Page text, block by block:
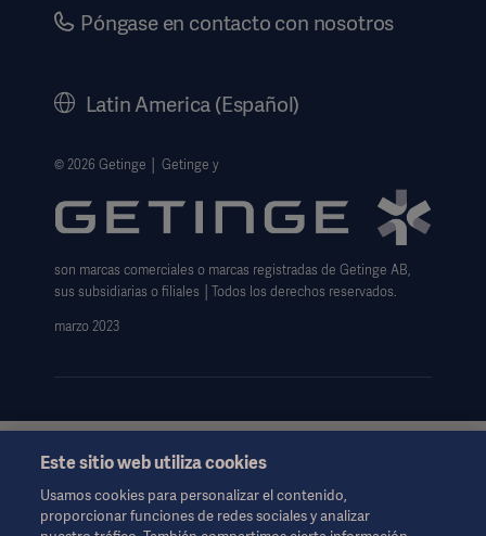
Carreras
Política de privacidad del sitio web
Exención de responsabilidad de uso del sitio web
Aviso sobre las cookies
Formulario de solicitud de datos
Póngase en contacto con nosotros
Latin America (Español)
© 2026 Getinge │ Getinge y
son marcas comerciales o marcas registradas de Getinge AB,
sus subsidiarias o filiales │Todos los derechos reservados.
marzo 2023
Esta información está dirigida exclusivamente a profesionales
de la salud u otras audiencias profesionales y son sólo para
fines informativos, no es exhaustiva y por lo tanto no debe ser
invocado como un reemplazo de las instrucciones de uso,
Este sitio web utiliza cookies
Usamos cookies para personalizar el contenido,
proporcionar funciones de redes sociales y analizar